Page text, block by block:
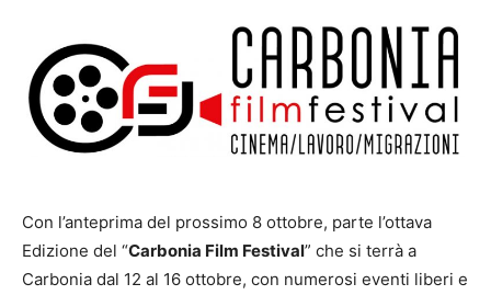
Con l’anteprima del prossimo 8 ottobre, parte l’ottava
Edizione del “Carbonia Film Festival” che si terrà a
Carbonia dal 12 al 16 ottobre, con numerosi eventi liberi e